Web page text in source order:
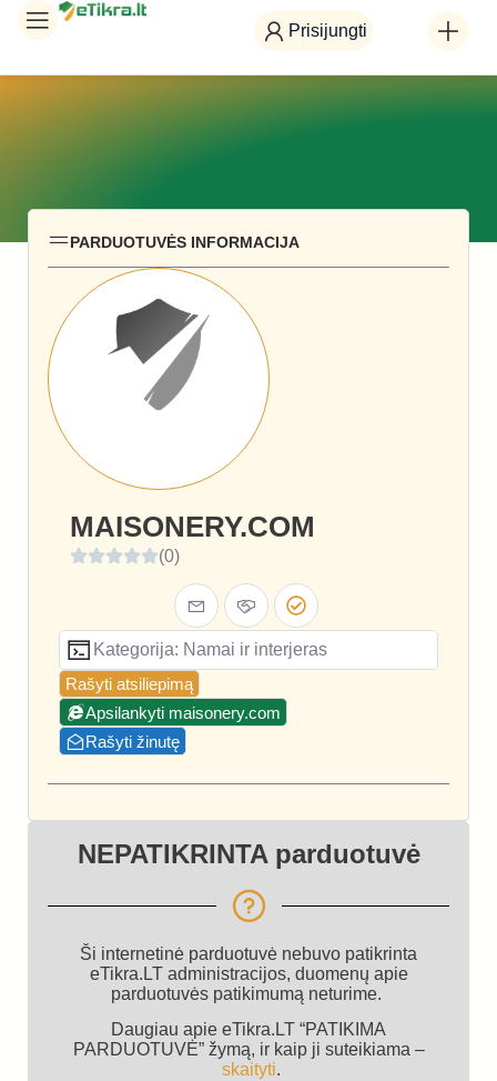
Prisijungti
PARDUOTUVĖS INFORMACIJA
MAISONERY.COM
(0)
Kategorija: Namai ir interjeras
Rašyti atsiliepimą
Apsilankyti maisonery.com
Rašyti žinutę
NEPATIKRINTA parduotuvė
Ši internetinė parduotuvė nebuvo patikrinta
eTikra.LT administracijos, duomenų apie
parduotuvės patikimumą neturime.
Daugiau apie eTikra.LT “PATIKIMA
PARDUOTUVĖ” žymą, ir kaip ji suteikiama –
skaityti.